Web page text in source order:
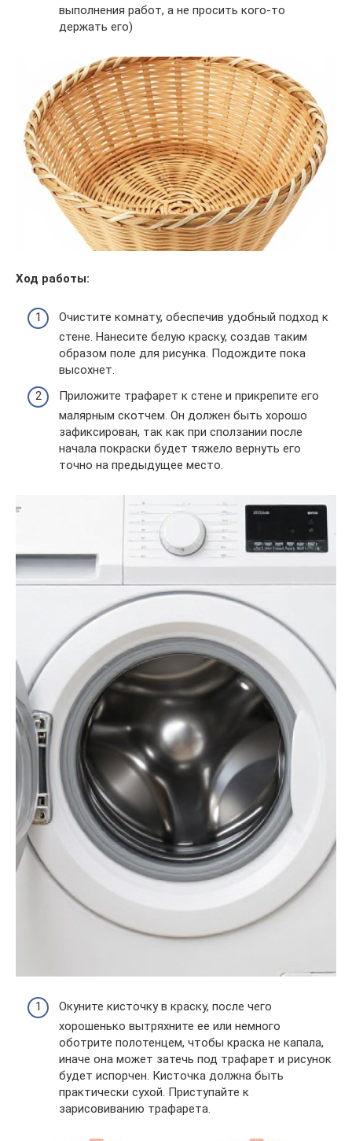
выполнения работ, а не просить кого-то
держать его)
Ход работы:
Очистите комнату, обеспечив удобный подход к
стене. Нанесите белую краску, создав таким
образом поле для рисунка. Подождите пока
высохнет.
Приложите трафарет к стене и прикрепите его
малярным скотчем. Он должен быть хорошо
зафиксирован, так как при сползании после
начала покраски будет тяжело вернуть его
точно на предыдущее место.
Окуните кисточку в краску, после чего
хорошенько вытряхните ее или немного
оботрите полотенцем, чтобы краска не капала,
иначе она может затечь под трафарет и рисунок
будет испорчен. Кисточка должна быть
практически сухой. Приступайте к
зарисовиванию трафарета.